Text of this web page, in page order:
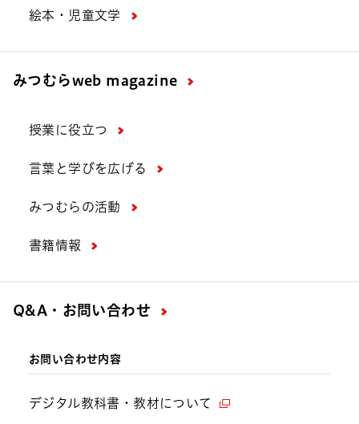
絵本・児童文学
みつむらweb magazine
授業に役立つ
言葉と学びを広げる
みつむらの活動
書籍情報
Q&A・お問い合わせ
お問い合わせ内容
デジタル教科書・教材について